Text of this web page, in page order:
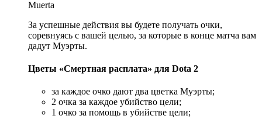
За успешные действия вы будете получать очки,
соревнуясь с вашей целью, за которые в конце матча вам
дадут Муэрты.
Цветы «Смертная расплата» для Dota 2
за каждое очко дают два цветка Муэрты;
2 очка за каждое убийство цели;
1 очко за помощь в убийстве цели;